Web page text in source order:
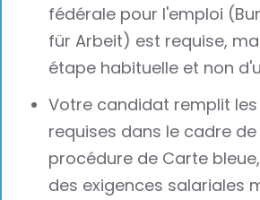
fédérale pour l'emploi
für Arbeit) est requise,
étape habituelle et non
Votre candidat remplit
requises dans le cadre
procédure de Carte
des exigences salariales